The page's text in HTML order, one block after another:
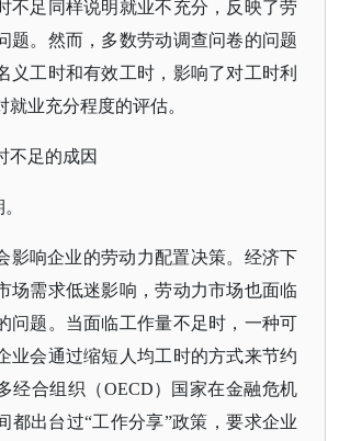
不足同样说明就业不充分，反映了劳
题。然而，多数劳动调查问卷的问题
义工时和有效工时，影响了对工时利
就业充分程度的评估。
不足的成因
影响企业的劳动力配置决策。经济下
场需求低迷影响，劳动力市场也面临
问题。当面临工作量不足时，一种可
业会通过缩短人均工时的方式来节约
经合组织（OECD）国家在金融危机
都出台过“工作分享”政策，要求企业